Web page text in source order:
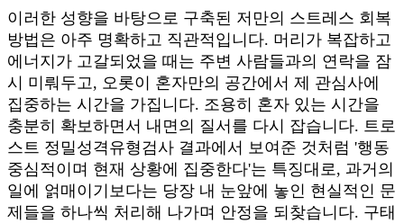
이러한 성향을 바탕으로 구축된 저만의 스트레스 회복
방법은 아주 명확하고 직관적입니다. 머리가 복잡하고
에너지가 고갈되었을 때는 주변 사람들과의 연락을 잠
시 미뤄두고, 오롯이 혼자만의 공간에서 제 관심사에
집중하는 시간을 가집니다. 조용히 혼자 있는 시간을
충분히 확보하면서 내면의 질서를 다시 잡습니다. 트로
스트 정밀성격유형검사 결과에서 보여준 것처럼 '행동
중심적이며 현재 상황에 집중한다'는 특징대로, 과거의
일에 얽매이기보다는 당장 내 눈앞에 놓인 현실적인 문
제들을 하나씩 처리해 나가며 안정을 되찾습니다. 구태